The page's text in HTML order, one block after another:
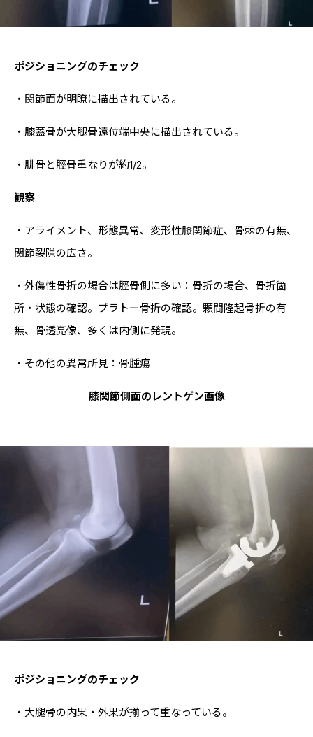
ポジショニングのチェック
・関節面が明瞭に描出されている。
・膝蓋骨が大腿骨遠位端中央に描出されている。
・腓骨と脛骨重なりが約1/2。
観察
・アライメント、形態異常、変形性膝関節症、骨棘の有無、
関節裂隙の広さ。
・外傷性骨折の場合は脛骨側に多い：骨折の場合、骨折箇
所・状態の確認。プラトー骨折の確認。顆間隆起骨折の有
無、骨透亮像、多くは内側に発現。
・その他の異常所見：骨腫瘍
膝関節側面のレントゲン画像
ポジショニングのチェック
・大腿骨の内果・外果が揃って重なっている。